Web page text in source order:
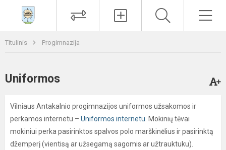
Titulinis Progimnazija
Uniformos
Vilniaus Antakalnio progimnazijos uniformos užsakomos ir
perkamos internetu – Uniformos internetu . Mokinių tėvai
mokiniui perka pasirinktos spalvos polo marškinėlius ir pasirinktą
džemperį (vientisą ar užsegamą sagomis ar užtrauktuku).